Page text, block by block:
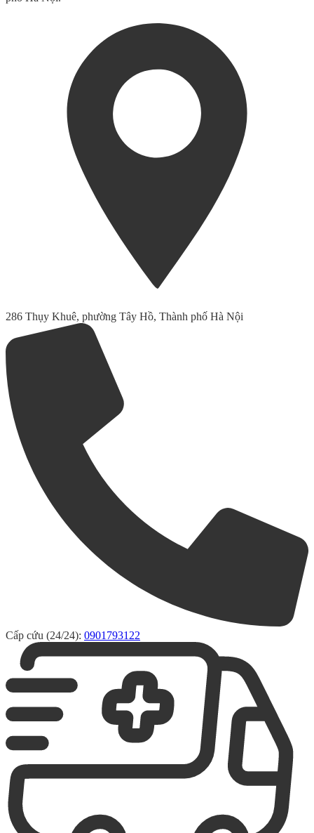
286 Thụy Khuê, phường Tây Hồ, Thành phố Hà Nội
Cấp cứu (24/24): 0901793122